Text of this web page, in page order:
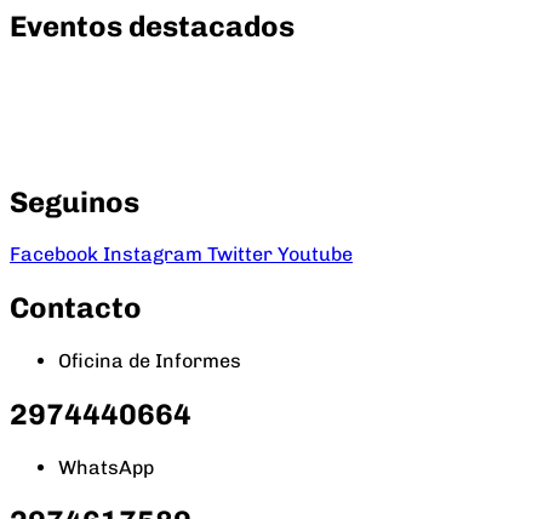
Eventos destacados
Seguinos
Facebook Instagram Twitter Youtube
Contacto
Oficina de Informes
2974440664
WhatsApp